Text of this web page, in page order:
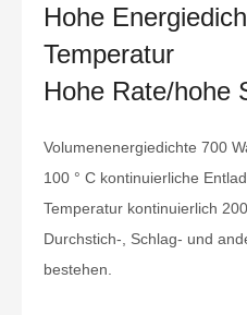
Hohe
Temperatur
Hohe Rate/hohe
Volumenenergiedichte 700
100 ° C kontinuierliche
Temperatur kontinuierlich
Durchstich-, Schlag- und
bestehen.